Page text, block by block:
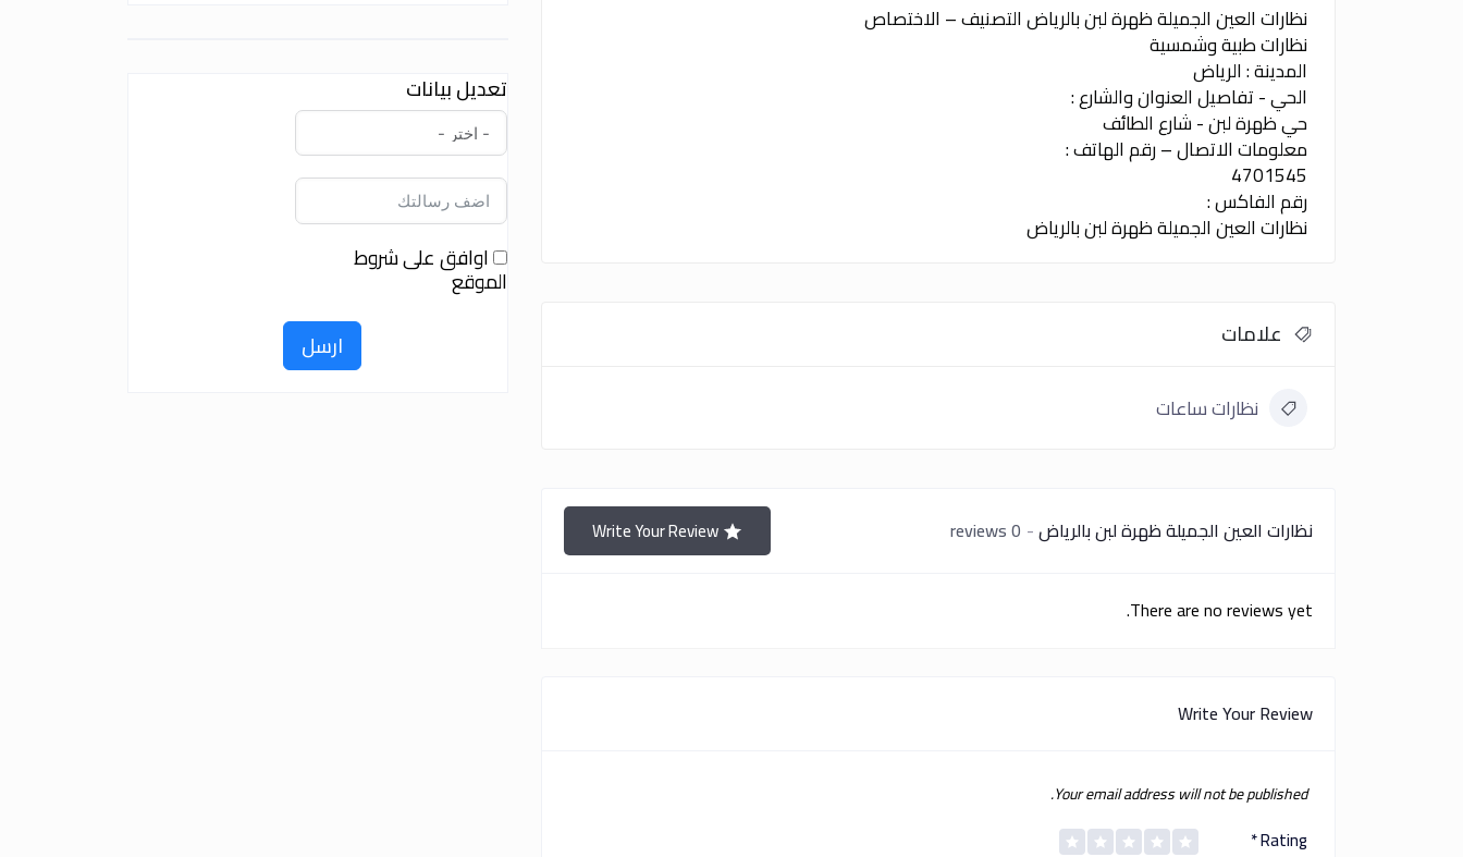
نظارات العين الجميلة ظهرة لبن بالرياض التصنيف – الاختصاص
نظارات طبية وشمسية
المدينة : الرياض
الحي - تفاصيل العنوان والشارع :
حي ظهرة لبن - شارع الطائف
معلومات الاتصال – رقم الهاتف :
4701545
رقم الفاكس :
نظارات العين الجميلة ظهرة لبن بالرياض
علامات
نظارات ساعات
نظارات العين الجميلة ظهرة لبن بالرياض 0 reviews
Write Your Review
There are no reviews yet.
Write Your Review
Your email address will not be published.
Rating
*
تعديل بيانات
اوافق على شروط
الموقع
ارسل